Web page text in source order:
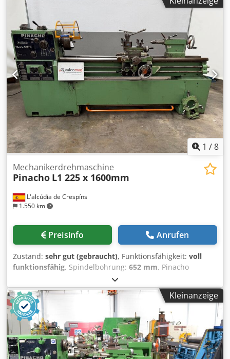
Spindeldrehzahlen 2 – 152 U/min Lünetten (Steadies)
Dkjdpfxox Hp Iwo Aldsr 2000 mm Bettverlängerung
1 /8
L'alcúdia de Crespíns
1.550 km
Mechanikerdrehmaschine
Pinacho L1 225 x 1600mm
Preisinfo Anrufen
Zustand: sehr gut (gebraucht), Funktionsfähigkeit: voll
funktionsfähig, Spindelbohrung: 652 mm, Pinacho
Drehmaschine Modell L1 225 x 1600 mm Spitzenweite,
max. Umlaufdurchmesser über Bett 450 mm, über
Bettbrücke 690 mm, über Planschlitten 215 mm,
Spindeldurchlass 52 mm, 18 Drehzahlen von 32 bis 1800
U/min, Motor 5,5 PS, mit Lünetten, mit
Schnellwechselrevolver, mit verschiedenen Zubehörteilen,
Drehmaschine in gutem Zustand. Dkedpszbzzwefx Aldor
Kleinanzeige